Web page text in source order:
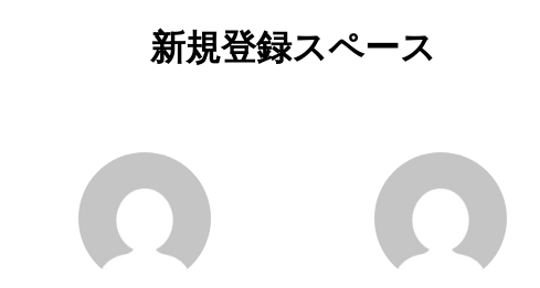
新規登録スペース